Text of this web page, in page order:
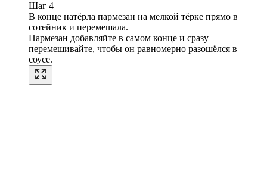
Шаг 4
В конце натёрла пармезан на мелкой тёрке прямо в
сотейник и перемешала.
Пармезан добавляйте в самом конце и сразу
перемешивайте, чтобы он равномерно разошёлся в
соусе.